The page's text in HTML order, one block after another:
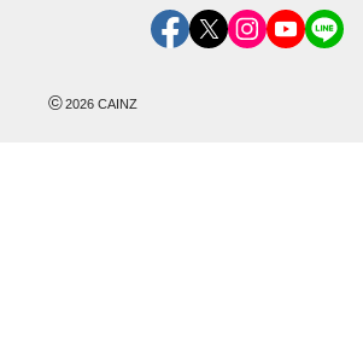
©2026 CAINZ